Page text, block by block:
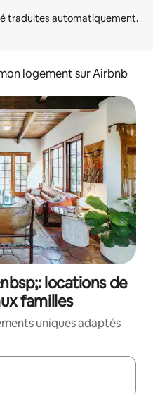
logement sur Airbnb
locations de
familles
uniques adaptés
utilisez les flèches vers le